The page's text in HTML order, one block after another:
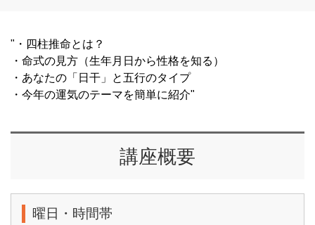
"・四柱推命とは？
・命式の見方（生年月日から性格を知る）
・あなたの「日干」と五行のタイプ
・今年の運気のテーマを簡単に紹介"
講座概要
曜日・時間帯